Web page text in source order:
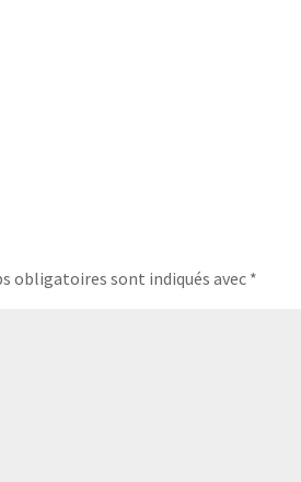
obligatoires sont indiqués avec *